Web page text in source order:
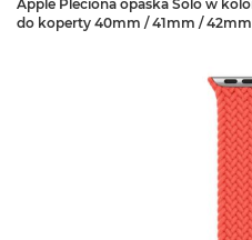
Apple Pleciona opaska Solo w
do koperty 40mm / 41mm /